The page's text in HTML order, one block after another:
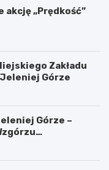
„Prędkość”
Zakładu
Górze
Górze –